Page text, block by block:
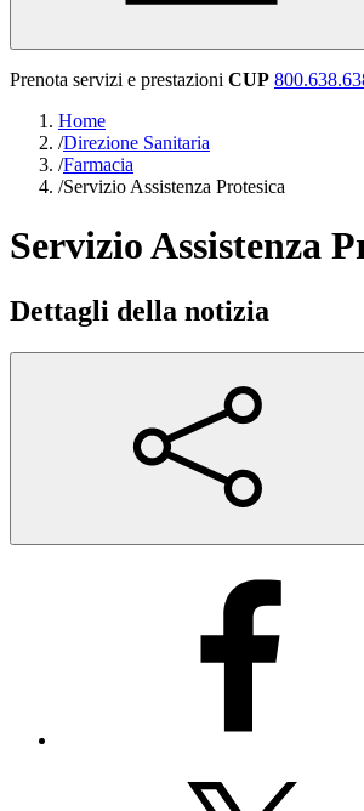
Prenota servizi e prestazioni CUP
Home
/Direzione Sanitaria
/Farmacia
/Servizio Assistenza Protesica
Servizio Assistenza
Dettagli della notizia